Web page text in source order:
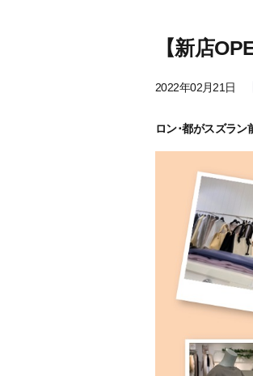
【新店
2022年02月21日
ロン･都がスズラン